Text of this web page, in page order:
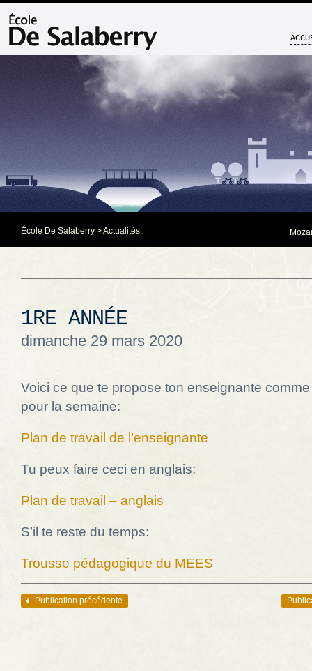
École De Salaberry >Actualités
1RE ANNÉE
dimanche 29 mars 2020
Voici ce que te propose ton enseignante
pour la semaine:
Plan de travail de l’enseignante
Tu peux faire ceci en anglais:
Plan de travail – anglais
S’il te reste du temps:
Trousse pédagogique du MEES
Navigation des articles
Publication précédente